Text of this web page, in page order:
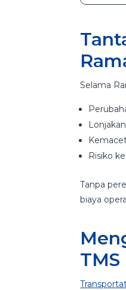
Selama
Risiko
Tanpa
biaya
TMS